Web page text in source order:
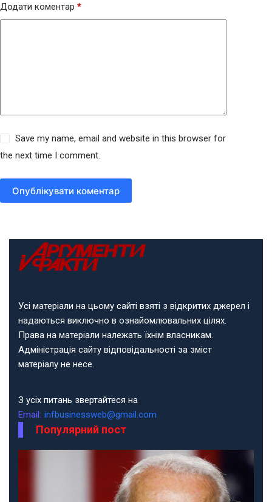
Додати коментар *
Save my name, email and website in this browser for
the next time I comment.
Опублікувати коментар
Усі матеріали на цьому сайті взяті з відкритих джерел і
надаються виключно в ознайомлювальних цілях.
Права на матеріали належать їхнім власникам.
Адміністрація сайту відповідальності за зміст
матеріалу не несе.
З усіх питань звертайтеся на
Email: infbusinessweb@gmail.com
Популярний пост